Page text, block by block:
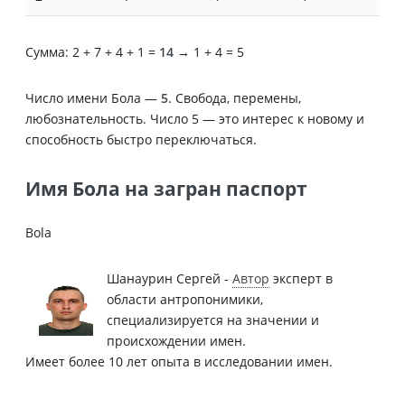
Сумма: 2 + 7 + 4 + 1 = 14 → 1 + 4 = 5
Число имени Бола — 5. Свобода, перемены,
любознательность. Число 5 — это интерес к новому и
способность быстро переключаться.
Имя Бола на загран паспорт
Bola
Шанаурин Сергей - Автор эксперт в
области антропонимики,
специализируется на значении и
происхождении имен.
Имеет более 10 лет опыта в исследовании имен.